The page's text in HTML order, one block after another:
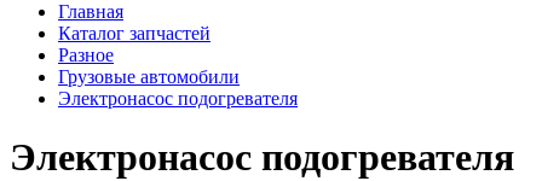
Главная
Каталог запчастей
Разное
Грузовые автомобили
Электронасос подогревателя
Электронасос подогревателя